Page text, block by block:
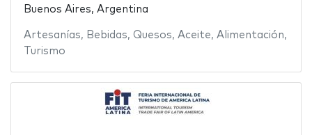
Buenos Aires, Argentina
Artesanías, Bebidas, Quesos, Aceite, Alimentación,
Turismo